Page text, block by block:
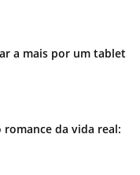
a mais por um tablet
romance da vida real: